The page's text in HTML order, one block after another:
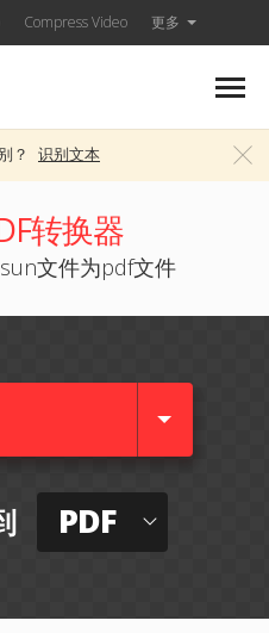
Compress Video 更多
？ 识别文本
转换器
文件为pdf文件
PDF